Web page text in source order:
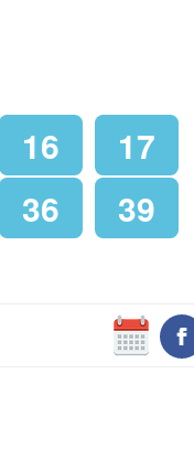
16
17
36
39